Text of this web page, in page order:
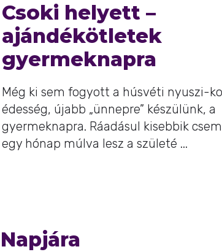
Csoki helyett –
ajándékötletek
gyermeknapra
Még ki sem fogyott a húsvéti nyuszi-
édesség, újabb „ünnepre” készülünk, a
gyermeknapra. Ráadásul kisebbik
egy hónap múlva lesz a születé ...